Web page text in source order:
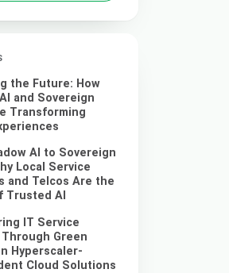
the Future: How
and Sovereign
Transforming
AI to Sovereign
Local Service
and Telcos Are the
Trusted AI
IT Service
Green
Hyperscaler-
Cloud Solutions